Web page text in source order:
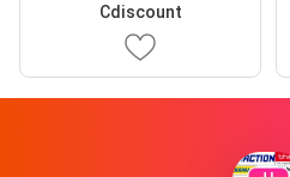
Cdiscount